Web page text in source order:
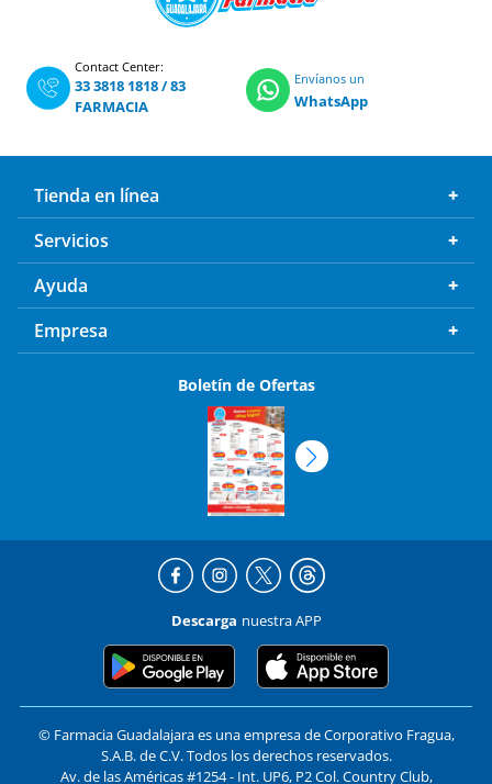
Contact Center:
33 3818 1818/83
FARMACIA
Envíanos un
WhatsApp
Tienda en línea
Servicios
Ayuda
Empresa
Boletín de Ofertas
Descarga nuestra APP
© Farmacia Guadalajara es una empresa de Corporativo Fragua,
S.A.B. de C.V. Todos los derechos reservados.
Av. de las Américas #1254 - Int. UP6, P2 Col. Country Club,